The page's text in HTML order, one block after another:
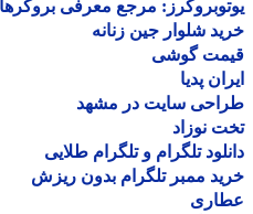
مرجع معرفی بروکرها
شلوار جین زنانه
گوشی
پدیا
سایت در مشهد
نوزاد
تلگرام و تلگرام طلایی
ممبر تلگرام بدون ریزش